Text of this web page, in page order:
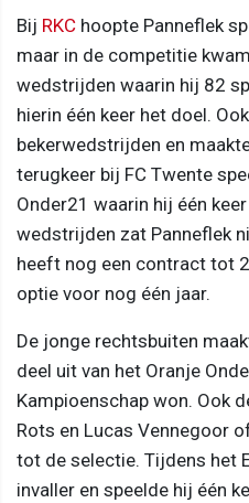
Bij RKC hoopte Panneflek
maar in de competitie
wedstrijden waarin hij 82
hierin één keer het doel.
bekerwedstrijden en
terugkeer bij FC Twente
Onder21 waarin hij één
wedstrijden zat Panneflek
heeft nog een contract tot
optie voor nog één jaar.
De jonge rechtsbuiten
deel uit van het Oranje
Kampioenschap won. Ook
Rots en Lucas Vennegoor
tot de selectie. Tijdens het
invaller en speelde hij één